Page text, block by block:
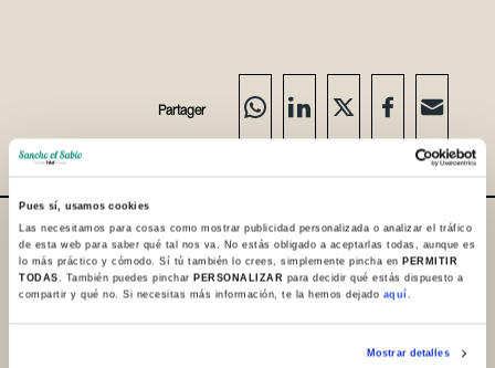
Pues sí, usamos cookies
Las necesitamos para cosas como mostrar publicidad personalizada o analizar el tráfico
de esta web para saber qué tal nos va. No estás obligado a aceptarlas todas, aunque es
lo más práctico y cómodo. Sí tú también lo crees, simplemente pincha enPERMITIR
TODAS . También puedes pincharPERSONALIZAR para decidir qué estás dispuesto a
compartir y qué no. Si necesitas más información, te la hemos dejado aquí.
Mostrar detalles
Partager
Où sommes-nous / Contact
+34 945 253932